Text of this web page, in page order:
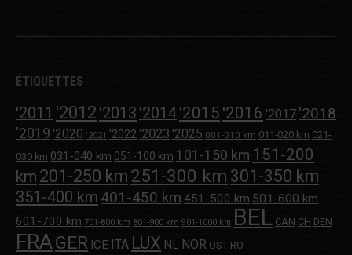
ÉTIQUETTES
'2011 '2012 '2013 '2014'2015 '2016 '2017 '2018
'2019 '2020 '2021 '2022 '2023 '2025 001-010 km 011-020 km 021-
030 km 031-040 km 051-100 km 101-150 km 151-200
km 201-250 km 251-300 km 301-350 km
351-400 km 401-450 km 451-500 km 501-600 km
601-700 km 701-800 km 801-900 km 901-1000 km BEL CAN CH DEN
FRAGER ICE ITA LUX NL NOR OST RO